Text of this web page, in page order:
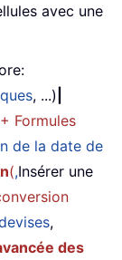
avec une
, ...)
Formules
de la date de
(,Insérer une
,
des